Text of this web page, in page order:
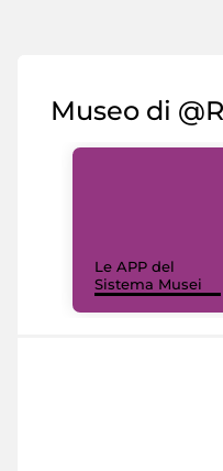
Museo di
Le APP del
Sistema Musei